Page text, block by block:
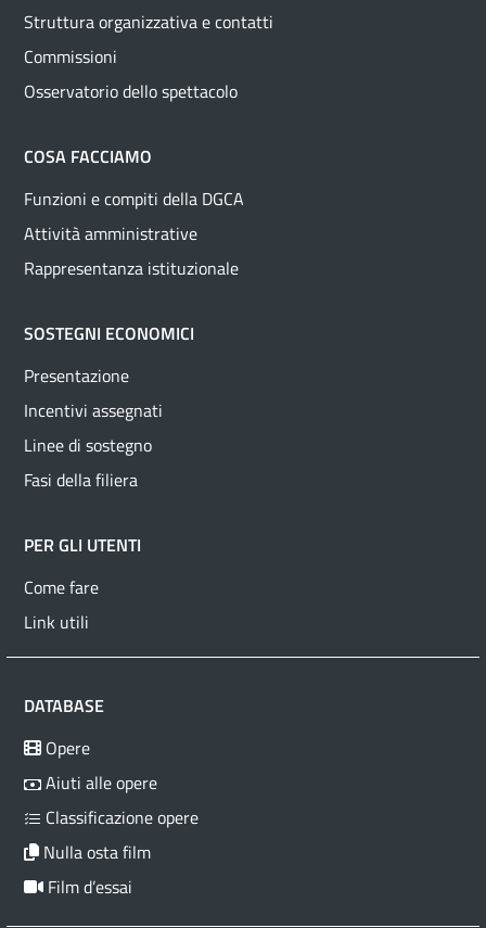
Struttura organizzativa e contatti
Commissioni
Osservatorio dello spettacolo
COSA FACCIAMO
Funzioni e compiti della DGCA
Attività amministrative
Rappresentanza istituzionale
SOSTEGNI ECONOMICI
Presentazione
Incentivi assegnati
Linee di sostegno
Fasi della filiera
PER GLI UTENTI
Come fare
Link utili
DATABASE
Opere
Aiuti alle opere
Classificazione opere
Nulla osta film
Film d’essai